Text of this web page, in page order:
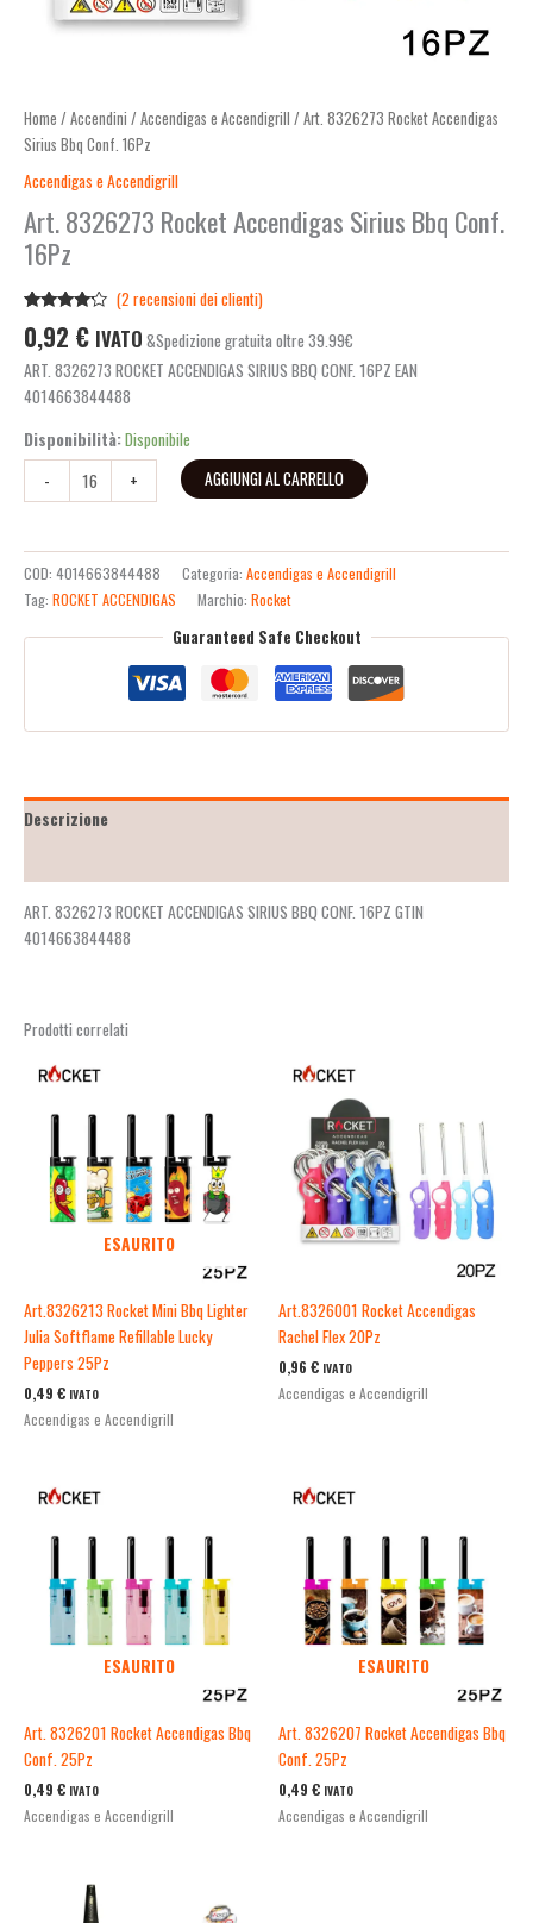
Home / Accendini / Accendigas e Accendigrill / Art. 8326273 Rocket Accendigas
Sirius Bbq Conf. 16Pz
Accendigas e Accendigrill
Art. 8326273 Rocket Accendigas Sirius Bbq Conf.
16Pz
4.00 su
5 su
base di
(2 recensioni dei clienti)
0,92 € IVATO &Spedizione gratuita oltre 39.99€
ART. 8326273 ROCKET ACCENDIGAS SIRIUS BBQ CONF. 16PZ EAN
4014663844488
Disponibilità:Disponibile
-
+ AGGIUNGI AL CARRELLO
COD: 4014663844488 Categoria: Accendigas e Accendigrill
Tag: ROCKET ACCENDIGAS Marchio: Rocket
Guaranteed Safe Checkout
Descrizione
ART. 8326273 ROCKET ACCENDIGAS SIRIUS BBQ CONF. 16PZ GTIN
4014663844488
Prodotti correlati
ESAURITO
Art.8326213 Rocket Mini Bbq Lighter
Julia Softflame Refillable Lucky
Peppers 25Pz
0,49 € IVATO
Accendigas e Accendigrill
Art.8326001 Rocket Accendigas
Rachel Flex 20Pz
0,96 € IVATO
Accendigas e Accendigrill
ESAURITO
Art. 8326201 Rocket Accendigas Bbq
Conf. 25Pz
0,49 € IVATO
Accendigas e Accendigrill
ESAURITO
Art. 8326207 Rocket Accendigas Bbq
Conf. 25Pz
0,49 € IVATO
Accendigas e Accendigrill